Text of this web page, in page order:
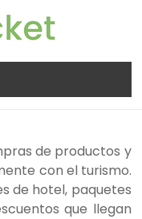
de productos y
con el turismo.
de hotel, paquetes
que llegan